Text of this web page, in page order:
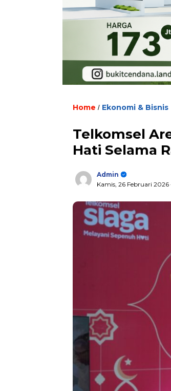
Home / Ekonomi & Bisnis
Telkomsel
Hati Selama
Admin
Kamis, 26 Februari 2026